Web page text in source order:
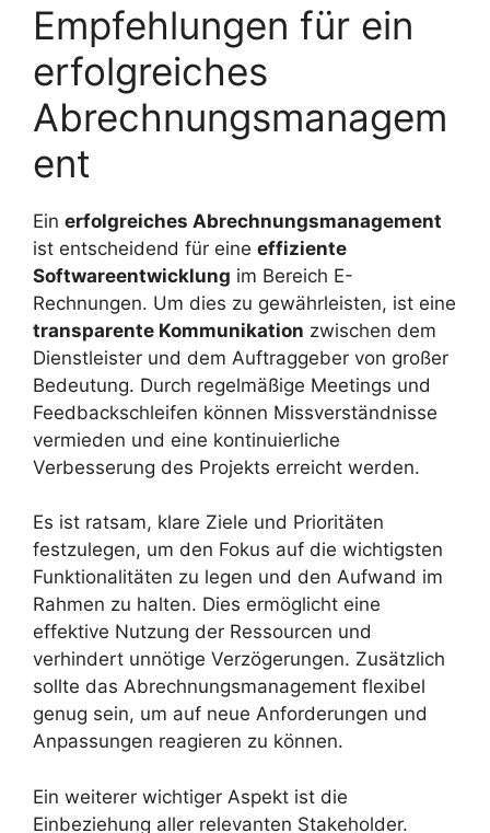
Empfehlungen für ein
erfolgreiches
Abrechnungsmanagem
ent
Ein erfolgreiches Abrechnungsmanagement
ist entscheidend für eine effiziente
Softwareentwicklung im Bereich E-
Rechnungen. Um dies zu gewährleisten, ist eine
transparente Kommunikation zwischen dem
Dienstleister und dem Auftraggeber von großer
Bedeutung. Durch regelmäßige Meetings und
Feedbackschleifen können Missverständnisse
vermieden und eine kontinuierliche
Verbesserung des Projekts erreicht werden.
Es ist ratsam, klare Ziele und Prioritäten
festzulegen, um den Fokus auf die wichtigsten
Funktionalitäten zu legen und den Aufwand im
Rahmen zu halten. Dies ermöglicht eine
effektive Nutzung der Ressourcen und
verhindert unnötige Verzögerungen. Zusätzlich
sollte das Abrechnungsmanagement flexibel
genug sein, um auf neue Anforderungen und
Anpassungen reagieren zu können.
Ein weiterer wichtiger Aspekt ist die
Einbeziehung aller relevanten Stakeholder.